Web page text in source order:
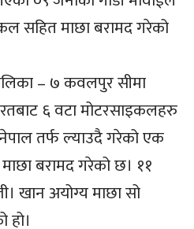
सहित माछा बरामद गरेको
– ७ कवलपुर सीमा
६ वटा मोटरसाइकलहरु
तर्फ ल्याउदै गरेको एक
बरामद गरेको छ। ११
खान अयोग्य माछा सो
हो।